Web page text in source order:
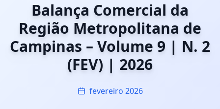
Balança Comercial da
Região Metropolitana de
Campinas – Volume 9 | N. 2
(FEV) | 2026
fevereiro 2026